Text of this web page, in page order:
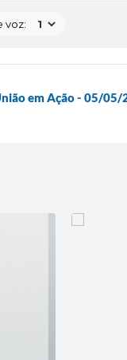
voz:
em Ação - 05/05/